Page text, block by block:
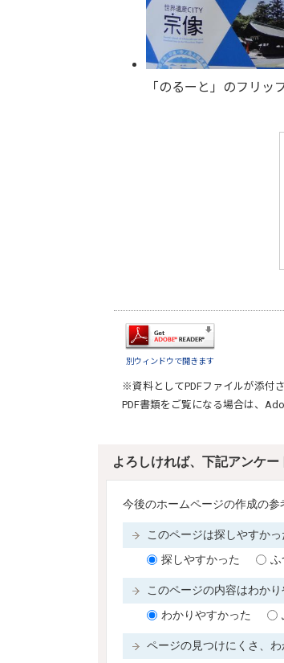
「のるーと」のフリッ
別ウィンドウで開きます
※資料としてPDFファイルが添付
PDF書類をご覧になる場合は、